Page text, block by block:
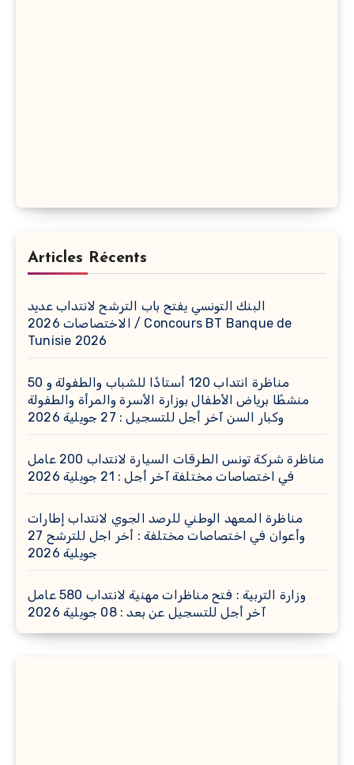
Articles Récents
البنك التونسي يفتح باب الترشح لانتداب عديد
الاختصاصات 2026 / Concours BT Banque de
Tunisie 2026
مناظرة انتداب 120 أستاذًا للشباب والطفولة و 50
منشطًا برياض الأطفال بوزارة الأسرة والمرأة والطفولة
وكبار السن آخر أجل للتسجيل : 27 جويلية 2026
مناظرة شركة تونس الطرقات السيارة لانتداب 200 عامل
في اختصاصات مختلفة آخر أجل : 21 جويلية 2026
مناظرة المعهد الوطني للرصد الجوي لانتداب إطارات
وأعوان في اختصاصات مختلفة : أخر اجل للترشح 27
جويلية 2026
وزارة التربية : فتح مناظرات مهنية لانتداب 580 عامل
آخر أجل للتسجيل عن بعد : 08 جويلية 2026